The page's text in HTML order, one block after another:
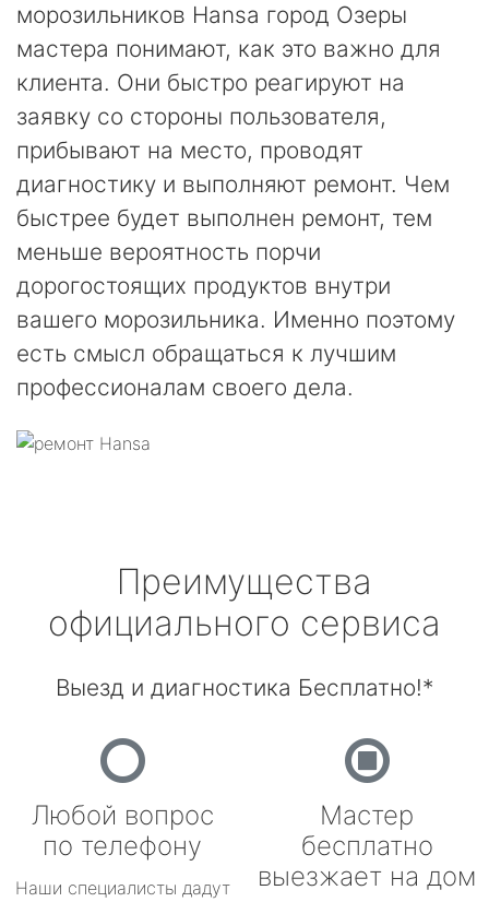
морозильников Hansa город Озеры
мастера понимают, как это важно для
клиента. Они быстро реагируют на
заявку со стороны пользователя,
прибывают на место, проводят
диагностику и выполняют ремонт. Чем
быстрее будет выполнен ремонт, тем
меньше вероятность порчи
дорогостоящих продуктов внутри
вашего морозильника. Именно поэтому
есть смысл обращаться к лучшим
профессионалам своего дела.
Преимущества
официального сервиса
Выезд и диагностика Бесплатно!*
Любой вопрос
по телефону
Наши специалисты дадут
Мастер
бесплатно
выезжает на дом